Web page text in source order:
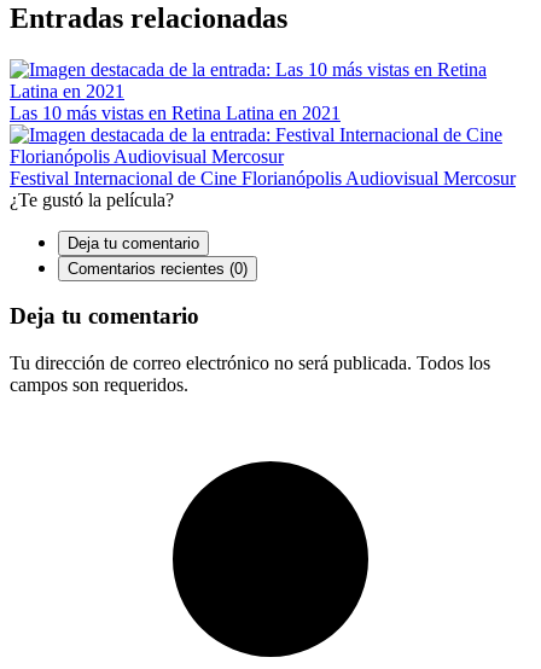
Entradas relacionadas
Las 10 más vistas en Retina Latina en 2021
Festival Internacional de Cine Florianópolis Audiovisual Mercosur
¿Te gustó la película?
Deja tu comentario
Comentarios recientes (0)
Deja tu comentario
Tu dirección de correo electrónico no será publicada. Todos los
campos son requeridos.